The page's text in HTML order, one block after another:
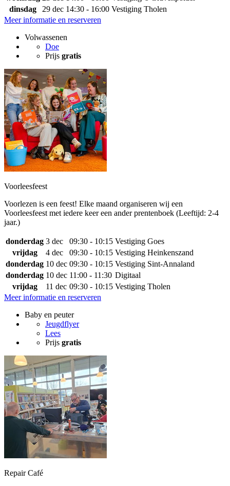
dinsdag
29 dec 14:30 - 16:00 Vestiging Tholen
Meer informatie en reserveren
Volwassenen
Doe
Prijs gratis
Voorleesfeest
Voorlezen is een feest! Elke maand organiseren wij een
Voorleesfeest met iedere keer een ander prentenboek (Leeftijd: 2-4
jaar.)
donderdag 3 dec 09:30 - 10:15 Vestiging Goes
vrijdag
4 dec 09:30 - 10:15 Vestiging Heinkenszand
donderdag 10 dec 09:30 - 10:15 Vestiging Sint-Annaland
donderdag 10 dec 11:00 - 11:30 Digitaal
vrijdag
11 dec 09:30 - 10:15 Vestiging Tholen
Meer informatie en reserveren
Baby en peuter
Jeugdflyer
Lees
Prijs gratis
Repair Café